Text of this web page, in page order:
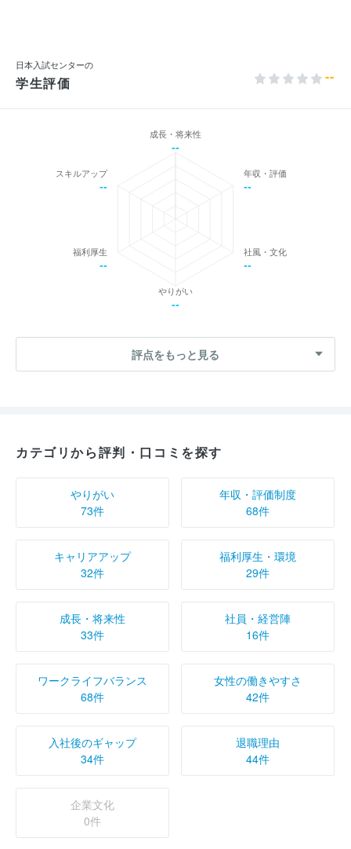
日本入試センターの
学生評価 --
成長・将来性
--
年収・評価
--
社風・文化
--
やりがい
--
福利厚生
--
スキルアップ
--
評点をもっと見る
カテゴリから評判・口コミを探す
やりがい
73件
年収・評価制度
68件
キャリアアップ
32件
福利厚生・環境
29件
成長・将来性
33件
社員・経営陣
16件
ワークライフバランス
68件
女性の働きやすさ
42件
入社後のギャップ
34件
退職理由
44件
企業文化
0件